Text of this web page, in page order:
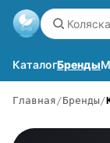
КаталогБренды
Главная Бренды